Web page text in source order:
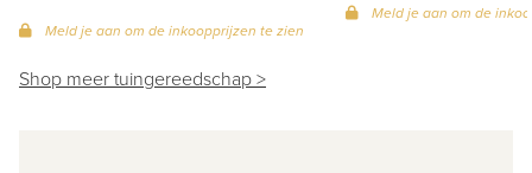
Meld je aan om de inkoopprijzen te zien
Meld je aan om de
Shop meer tuingereedschap >